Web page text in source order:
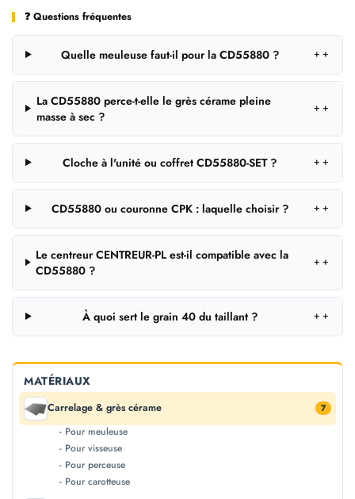
❓ Questions fréquentes
Quelle meuleuse faut-il pour la CD55880 ? ＋
La CD55880 perce-t-elle le grès cérame pleine
masse à sec ?
＋
Cloche à l'unité ou coffret CD55880-SET ? ＋
CD55880 ou couronne CPK : laquelle choisir ? ＋
Le centreur CENTREUR-PL est-il compatible avec la
CD55880 ?
＋
À quoi sert le grain 40 du taillant ? ＋
MATÉRIAUX
Carrelage & grès cérame 7
- Pour meuleuse
- Pour visseuse
- Pour perceuse
- Pour carotteuse